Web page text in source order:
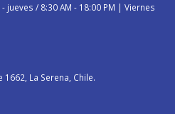
- jueves / 8:30 AM - 18:00 PM | Viernes
1662, La Serena, Chile.